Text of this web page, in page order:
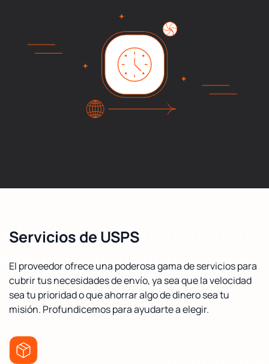
Servicios de USPS
El proveedor ofrece una poderosa gama de servicios para
cubrir tus necesidades de envío, ya sea que la velocidad
sea tu prioridad o que ahorrar algo de dinero sea tu
misión. Profundicemos para ayudarte a elegir.